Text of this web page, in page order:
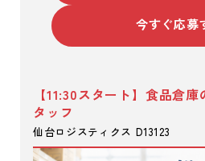
今すぐ応募
【11:30スタート】食品倉
タッフ
仙台ロジスティクス D13123